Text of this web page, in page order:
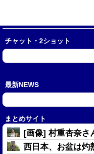
チャット・2ショット
最新NEWS
まとめサイト
[画像] 村重杏奈さ
西日本、お盆は